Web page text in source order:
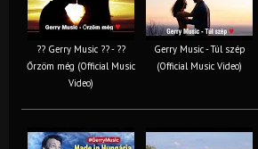
?? Gerry Music ?? - ??
Őrzöm még (Official Music
Video)
Gerry Music - Túl szép
(Official Music Video)